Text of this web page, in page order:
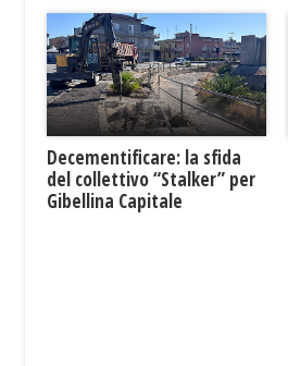
Decementificare: la sfida
del collettivo “Stalker” per
Gibellina Capitale